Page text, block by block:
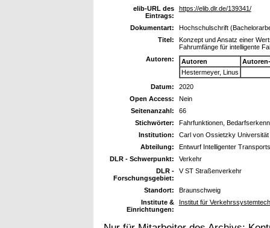
elib-URL des
Eintrags:
https://elib.dlr.de/139341/
Dokumentart:
Hochschulschrift
Titel:
Konzept und Ansatz einer
Fahrumfänge für intelligente
Autoren:
Autoren
Hestermeyer, Linus
Datum:
2020
Open Access:
Nein
Seitenanzahl:
66
Stichwörter:
Fahrfunktionen,
Institution:
Carl von Ossietzky Universität
Abteilung:
Entwurf Intelligenter
DLR - Schwerpunkt:
Verkehr
DLR -
Forschungsgebiet:
V ST Straßenverkehr
Standort:
Braunschweig
Institute &
Einrichtungen:
Institut für